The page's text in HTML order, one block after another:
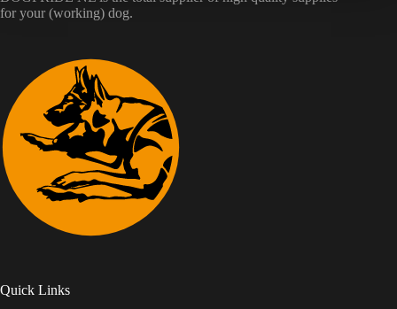
for your (working) dog.
Quick Links